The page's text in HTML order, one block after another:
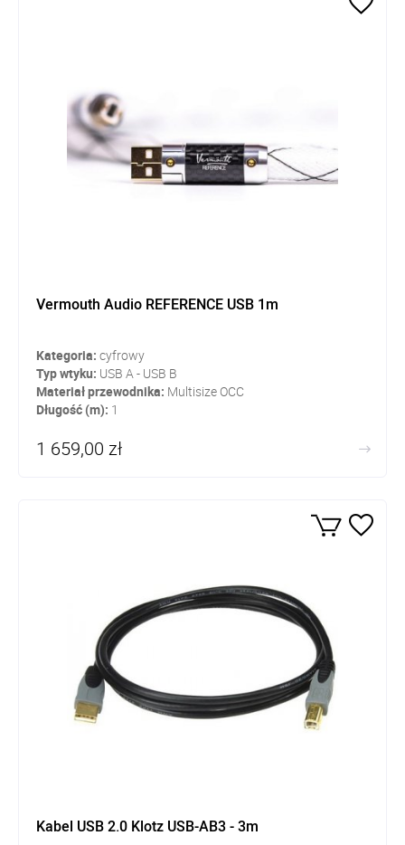
Vermouth Audio REFERENCE USB 1m
Kategoria: cyfrowy
Typ wtyku: USB A - USB B
Materiał przewodnika: Multisize OCC
Długość (m): 1
1 659,00 zł
Kabel USB 2.0 Klotz USB-AB3 - 3m